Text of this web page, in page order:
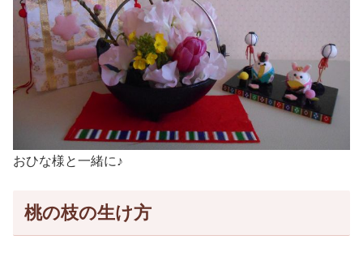
おひな様と一緒に♪
桃の枝の生け方